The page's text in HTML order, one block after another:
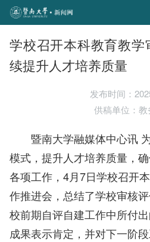
学校召开本科教育教
续提升人才培养质量
发布时间：
供稿单位：教
暨南大学融媒体中心讯
模式，提升人才培养质量，
各项工作，4月7日学校召开
作推进会，总结了学校审核
校前期自评自建工作中所付
成果表示肯定，并对下一阶